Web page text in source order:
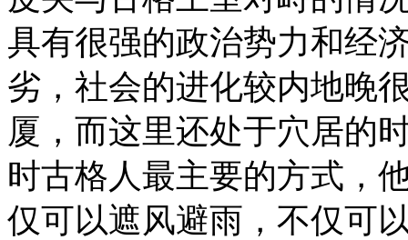
具有很强的政治势力和经
劣，社会的进化较内地晚
厦，而这里还处于穴居的
时古格人最主要的方式，
仅可以遮风避雨，不仅可